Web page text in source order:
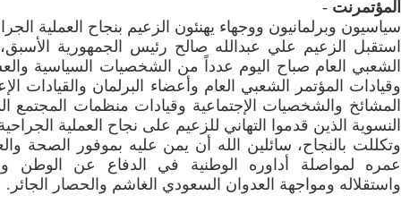
المؤتمرنت -
سياسيون وبرلمانيون ووجهاء يهنئون الزعيم بنجاح العملية
استقبل الزعيم علي عبدالله صالح رئيس الجمهورية
الشعبي العام صباح اليوم عدداً من الشخصيات السياسية
وقيادات المؤتمر الشعبي العام وأعضاء البرلمان والقيادات
المشائخ والشخصيات الإجتماعية وقيادات منظمات المجتمع
النسوية الذين قدموا التهاني للزعيم على نجاح العملية
وتكللت بالنجاح، سائلين الله أن يمن عليه بموفور الصحة
عمره لمواصلة أداوره الوطنية في الدفاع عن الوطن
واستقلاله ومواجهة العدوان السعودي الغاشم والحصار الجائر.